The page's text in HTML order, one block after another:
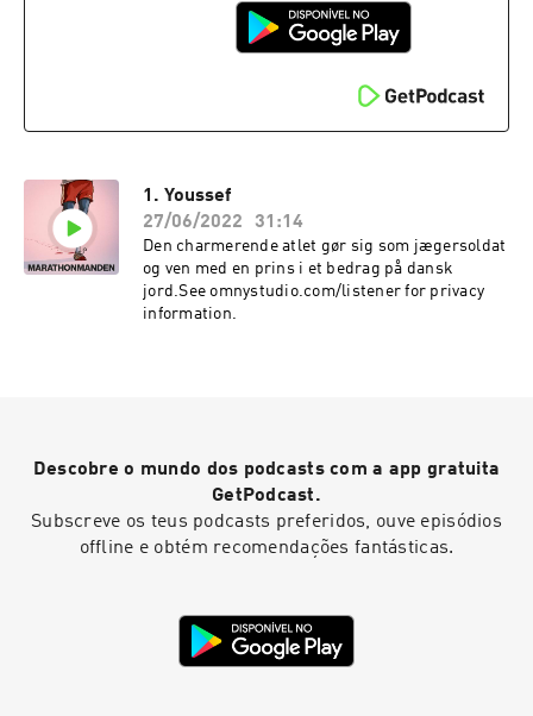
1. Youssef
27/06/2022
31:14
Den charmerende atlet gør sig som jægersoldat
og ven med en prins i et bedrag på dansk
jord.See omnystudio.com/listener for privacy
information.
Descobre o mundo dos podcasts com a app gratuita
GetPodcast.
Subscreve os teus podcasts preferidos, ouve episódios
offline e obtém recomendações fantásticas.